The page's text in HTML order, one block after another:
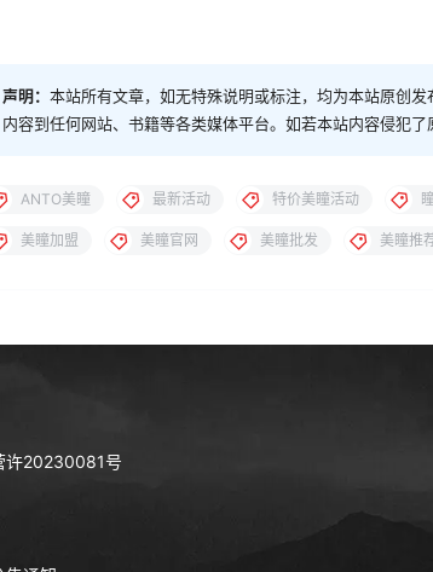
声明： 本站所有文章，如无特殊说明或标注，均为本站原创
内容到任何网站、书籍等各类媒体平台。如若本站内容侵犯了
ANTO美瞳 最新活动 特价美瞳活动
美瞳加盟 美瞳官网 美瞳批发 美瞳推
许20230081号